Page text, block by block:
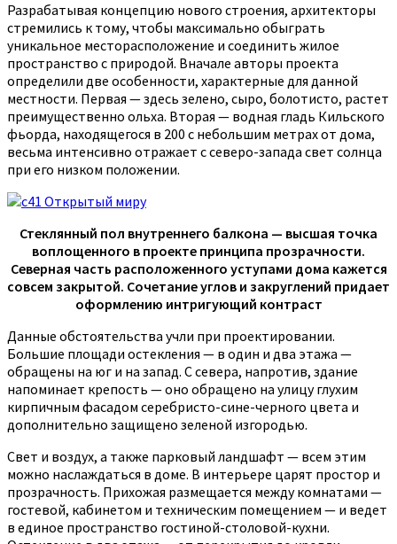
Разрабатывая концепцию нового строения, архитекторы
стремились к тому, чтобы максимально обыграть
уникальное месторасположение и соединить жилое
пространство с природой. Вначале авторы проекта
определили две особенности, характерные для данной
местности. Первая — здесь зелено, сыро, болотисто, растет
преимущественно ольха. Вторая — водная гладь Кильского
фьорда, находящегося в 200 с небольшим метрах от дома,
весьма интенсивно отражает с северо-запада свет солнца
при его низком положении.
Стеклянный пол внутреннего балкона — высшая точка
воплощенного в проекте принципа прозрачности.
Северная часть расположенного уступами дома кажется
совсем закрытой. Сочетание углов и закруглений придает
оформлению интригующий контраст
Данные обстоятельства учли при проектировании.
Большие площади остекления — в один и два этажа —
обращены на юг и на запад. С севера, напротив, здание
напоминает крепость — оно обращено на улицу глухим
кирпичным фасадом серебристо-сине-черного цвета и
дополнительно защищено зеленой изгородью.
Свет и воздух, а также парковый ландшафт — всем этим
можно наслаждаться в доме. В интерьере царят простор и
прозрачность. Прихожая размещается между комнатами —
гостевой, кабинетом и техническим помещением — и ведет
в единое пространство гостиной-столовой-кухни.